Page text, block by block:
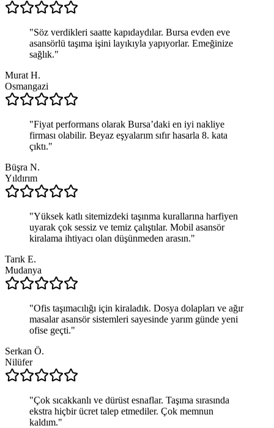
"Söz verdikleri saatte kapıdaydılar. Bursa evden eve
asansörlü taşıma işini layıkıyla yapıyorlar. Emeğinize
sağlık."
Murat H.
Osmangazi
"Fiyat performans olarak Bursa’daki en iyi nakliye
firması olabilir. Beyaz eşyalarım sıfır hasarla 8. kata
çıktı."
Büşra N.
Yıldırım
"Yüksek katlı sitemizdeki taşınma kurallarına harfiyen
uyarak çok sessiz ve temiz çalıştılar. Mobil asansör
kiralama ihtiyacı olan düşünmeden arasın."
Tarık E.
Mudanya
"Ofis taşımacılığı için kiraladık. Dosya dolapları ve ağır
masalar asansör sistemleri sayesinde yarım günde yeni
ofise geçti."
Serkan Ö.
Nilüfer
"Çok sıcakkanlı ve dürüst esnaflar. Taşıma sırasında
ekstra hiçbir ücret talep etmediler. Çok memnun
kaldım."